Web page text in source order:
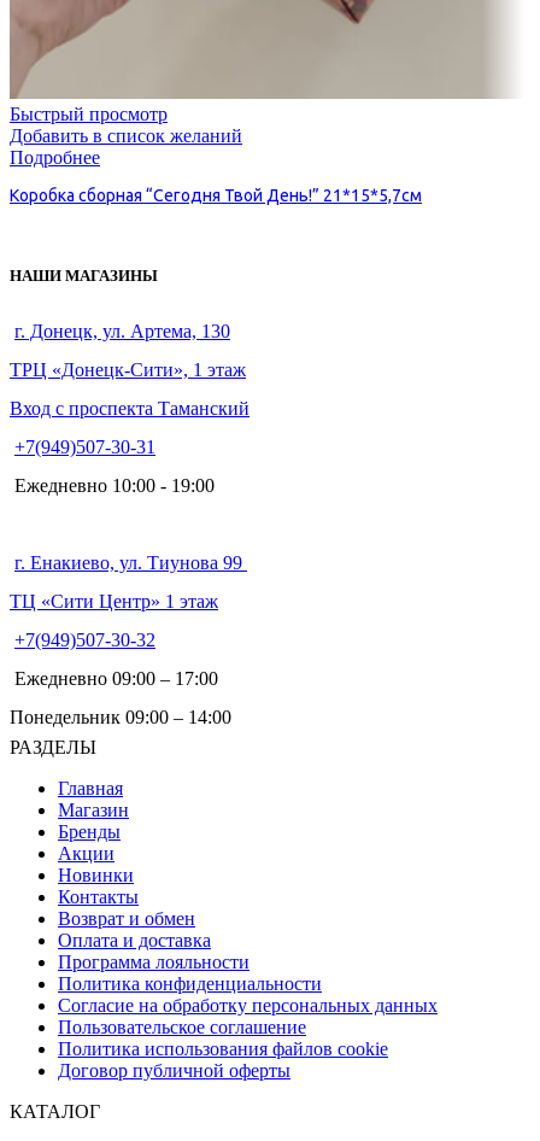
Быстрый просмотр
Добавить в список желаний
Подробнее
Коробка сборная “Сегодня Твой День!” 21*15*5,7см
НАШИ МАГАЗИНЫ
г. Донецк, ул. Артема, 130
ТРЦ «Донецк-Сити», 1 этаж
Вход с проспекта Таманский
+7(949)507-30-31
Ежедневно 10:00 - 19:00
г. Енакиево, ул. Тиунова 99
ТЦ «Сити Центр» 1 этаж
+7(949)507-30-32
Ежедневно 09:00 – 17:00
Понедельник 09:00 – 14:00
РАЗДЕЛЫ
Главная
Магазин
Бренды
Акции
Новинки
Контакты
Возврат и обмен
Оплата и доставка
Программа лояльности
Политика конфиденциальности
Согласие на обработку персональных данных
Пользовательское соглашение
Политика использования файлов cookie
Договор публичной оферты
КАТАЛОГ